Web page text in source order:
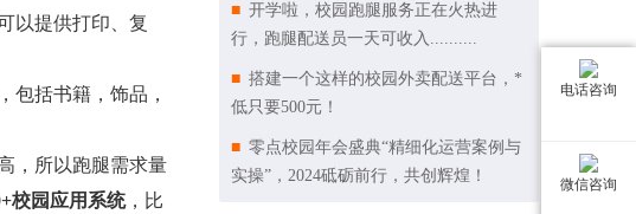
以提供打印、复
包括书籍，饰品，
，所以跑腿需求量
校园应用系统，比
开学啦，校园跑腿服务正在火热进
行，跑腿配送员一天可收入..........
搭建一个这样的校园外卖配送平台，*
低只要500元！
零点校园年会盛典“精细化运营案例与
实操”，2024砥砺前行，共创辉煌！
电话咨询
微信咨询